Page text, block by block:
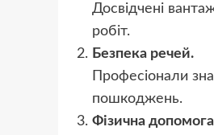
Досвідчені
робіт.
Безпека речей.
Професіонали
пошкоджень.
Фізична